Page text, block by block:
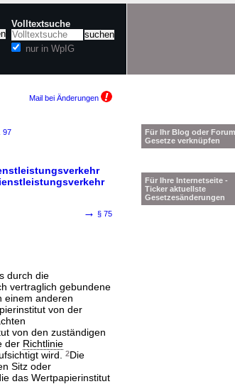
Volltextsuche
nur in WpIG
Mail bei Änderungen
97
→ § 75
durch die
vertraglich gebundene
einem anderen
von der
von den zuständigen
der Richtlinie
wird. 2Die
Sitz oder
das Wertpapierinstitut
Für Ihr Blog oder
Gesetze verknüpfen
Für Ihre Internetseite -
Ticker aktuellste
Gesetzesänderungen